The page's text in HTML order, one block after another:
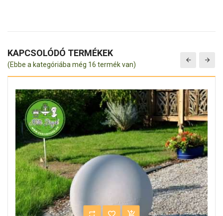
KAPCSOLÓDÓ TERMÉKEK
(Ebbe a kategóriába még 16 termék van)